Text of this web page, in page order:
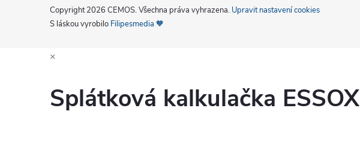
Copyright 2026 CEMOS. Všechna práva vyhrazena. Upravit nastavení cookies
S láskou vyrobilo Filipesmedia 🧡
×
Splátková kalkulačka ESSOX